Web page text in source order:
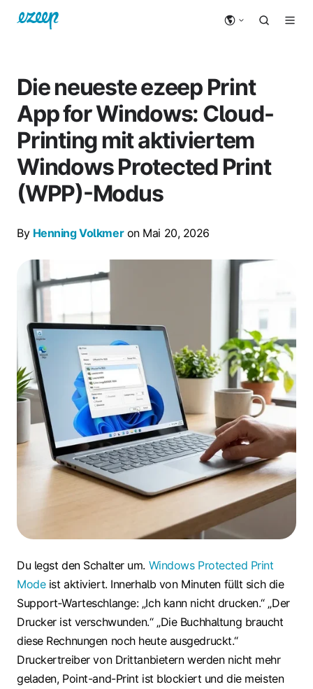
Die neueste ezeep Print
App for Windows: Cloud-
Printing mit aktiviertem
Windows Protected Print
(WPP)-Modus
By Henning Volkmeron Mai 20, 2026
Du legst den Schalter um. Windows Protected Print
Modeist aktiviert. Innerhalb von Minuten füllt sich die
Support‑Warteschlange: „Ich kann nicht drucken.“ „Der
Drucker ist verschwunden.“ „Die Buchhaltung braucht
diese Rechnungen noch heute ausgedruckt.“
Druckertreiber von Drittanbietern werden nicht mehr
geladen, Point-and-Print ist blockiert und die meisten